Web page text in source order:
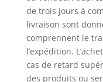
de trois jours à
livraison sont
comprennent le
l’expédition.
cas de retard
des produits ou